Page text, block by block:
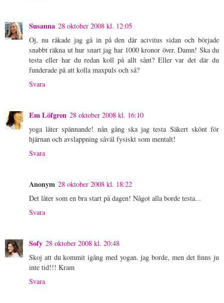
Susanna 28 oktober 2008 kl. 12:05
Oj, nu råkade jag gå in på den där acivitus sidan och började
snabbt räkna ut hur snart jag har 1000 kronor över. Damn! Ska du
testa eller har du redan koll på allt sånt? Eller var det där du
funderade på att kolla maxpuls och så?
Svara
Em Löfgren 28 oktober 2008 kl. 16:10
yoga låter spännande! nån gång ska jag testa Säkert skönt för
hjärnan och avslappning såväl fysiskt som mentalt!
Svara
Anonym 28 oktober 2008 kl. 18:22
Det låter som en bra start på dagen! Något alla borde testa...
Svara
Sofy 28 oktober 2008 kl. 20:48
Skoj att du kommit igång med yogan. jag borde, men det finns ju
inte tid!!! Kram
Svara